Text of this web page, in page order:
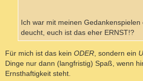
Ich war mit meinen
deucht, euch ist das eher ERNST!?
Für mich ist das kein ODER , sondern ein
Dinge nur dann (langfristig) Spaß, wenn
Ernsthaftigkeit steht.